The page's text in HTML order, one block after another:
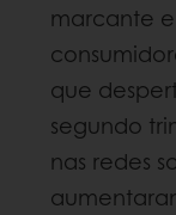
marcante
que
segundo
nas redes